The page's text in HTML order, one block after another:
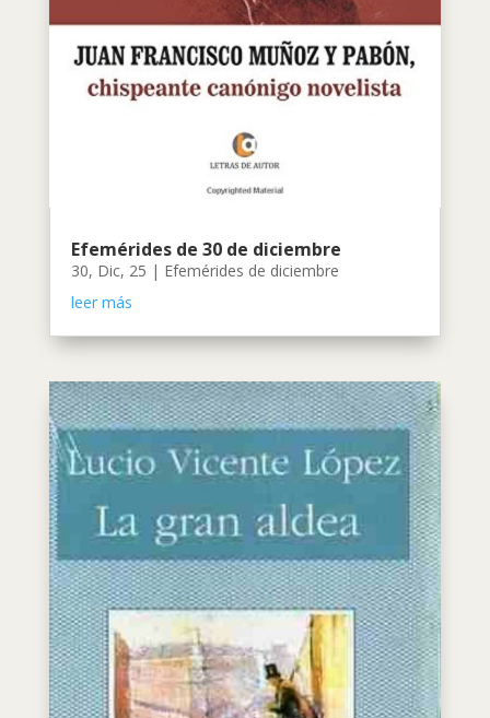
Efemérides de 30 de diciembre
30, Dic, 25 | Efemérides de diciembre
leer más